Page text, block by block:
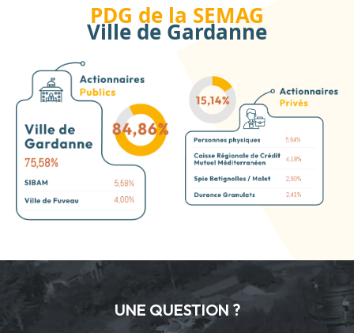
PDG de la SEMAG
Ville de Gardanne
UNE QUESTION ?